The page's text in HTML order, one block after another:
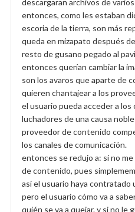
entonces, como les estaban
escoria de la tierra, son más
queda en mizapato después
resto de gusano pegado al
entonces querían cambiar la
son los avaros que aparte de
quieren chantajear a los
el usuario pueda acceder a
luchadores de una causa
proveedor de contenido
los canales de comunicación.
entonces se redujo a: si no
de contenido, pues
así el usuario haya contratado
pero el usuario cómo va a
quién se va a quejar. y si no le